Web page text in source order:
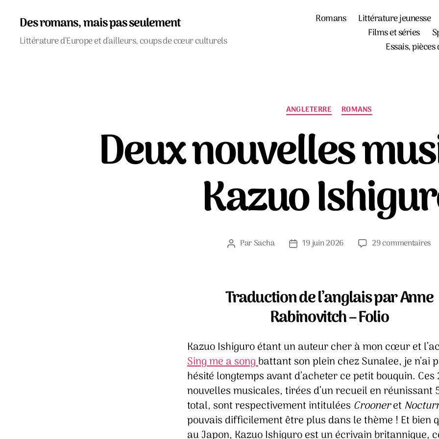
Des romans, mais pas seulement
Littérature d'Europe et d'ailleurs, coups de cœur culturels
Romans Littérature jeunesse
Films et séries
Essais,
Catégories
ANGLETERRE ROMANS
Deux nouvelles
Kazuo
Auteur
ParSacha
Date19 juin 2026 29 commentaires
Traduction de l’anglais par Anne
Rabinovitch – Folio
Kazuo Ishiguro étant un auteur cher à mon cœur et
Sing me a songbattant son plein chez Sunalee, je n’ai
hésité longtemps avant d’acheter ce petit bouquin. Ces
nouvelles musicales, tirées d’un recueil en réunissant
total, sont respectivement intitulées Crooneret
pouvais difficilement être plus dans le thème ! Et bien
au Japon, Kazuo Ishiguro est un écrivain britannique,